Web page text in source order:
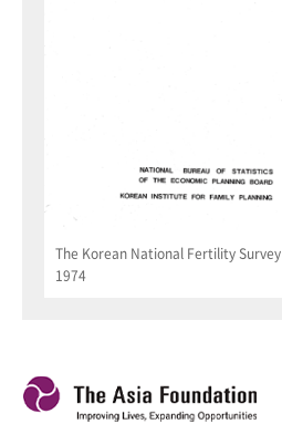
The Korean National Fertility Survey
1974